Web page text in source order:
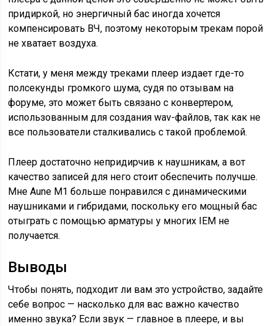
придиркой, но энергичный бас иногда хочется
компенсировать ВЧ, поэтому некоторым трекам порой
не хватает воздуха.
Кстати, у меня между треками плеер издает где-то
полсекунды громкого шума, судя по отзывам на
форуме, это может быть связано с конвертером,
использованным для создания wav-файлов, так как не
все пользователи сталкивались с такой проблемой.
Плеер достаточно непридирчив к наушникам, а вот
качество записей для него стоит обеспечить получше.
Мне Aune M1 больше понравился с динамическими
наушниками и гибридами, поскольку его мощный бас
отыграть с помощью арматуры у многих IEM не
получается.
Выводы
Чтобы понять, подходит ли вам это устройство, задайте
себе вопрос — насколько для вас важно качество
именно звука? Если звук — главное в плеере, и вы